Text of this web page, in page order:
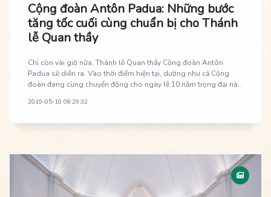
Cộng đoàn Antôn Padua: Những bước
tăng tốc cuối cùng chuẩn bị cho Thánh
lễ Quan thầy
Chỉ còn vài giờ nữa, Thánh lễ Quan thầy Cộng đoàn Antôn
Padua sẽ diễn ra. Vào thời điểm hiện tại, dường như cả Cộng
đoàn đang cùng chuyển động cho ngày lễ 10 năm trọng đại này.
hy vọng có một Thánh lễ Quan thầy thật sốt sắng và ý nghĩa.
2019-05-10 08:29:32